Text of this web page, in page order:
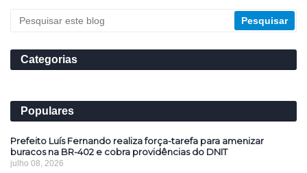
Categorias
Populares
Prefeito Luís Fernando realiza força-tarefa para amenizar
buracos na BR-402 e cobra providências do DNIT
julho 08, 2026